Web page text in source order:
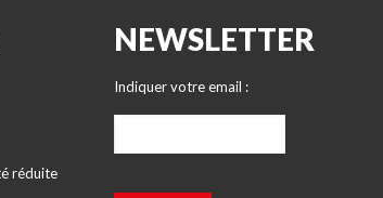
réduite
NEWSLETTER
Indiquer votre email :